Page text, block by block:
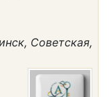
Советская,